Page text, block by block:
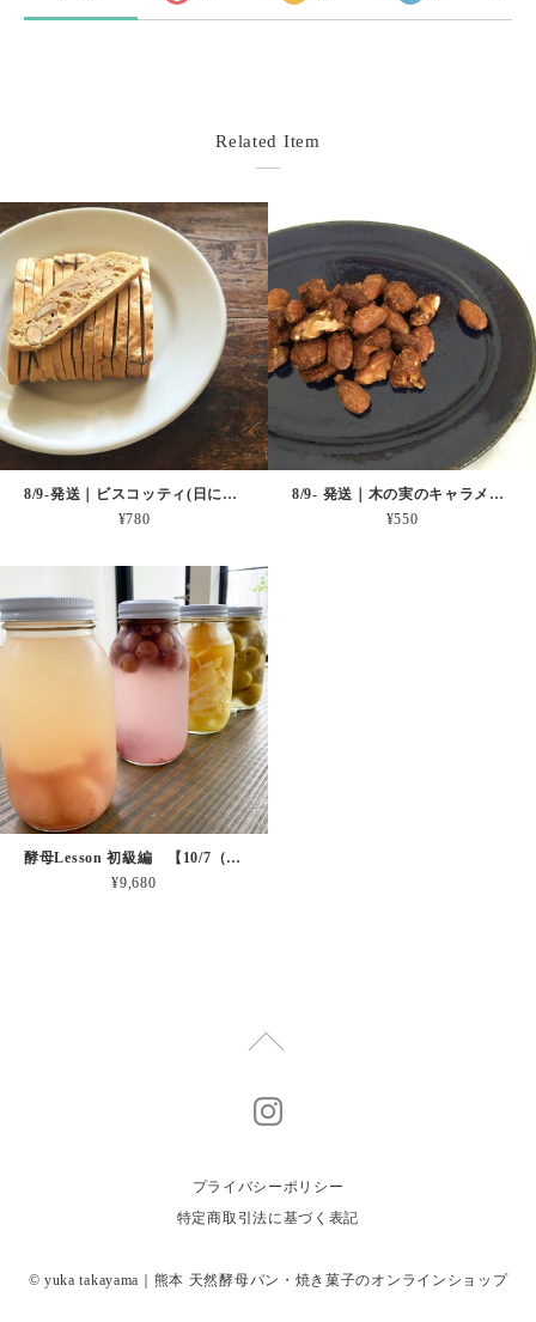
Related Item
8/9-発送｜ビスコッティ(日にち指定不可商品)
¥780
8/9- 発送｜木の実のキャラメリゼ(日にち指定不可商品)
¥550
酵母Lesson 初級編 【10/7（水）】
¥9,680
プライバシーポリシー
特定商取引法に基づく表記
© yuka takayama｜熊本 天然酵母パン・焼き菓子のオンラインショップ